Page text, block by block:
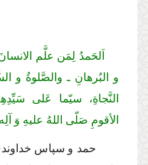
اَلحَمدُ لِمَن علَّم
و البُرهانِ ـ والصَّلوةُ و
النَّجاةِ، سیّما عَلی
الأقومِ صَلّی اللهُ علیهِ وَ
حمد و سپاس